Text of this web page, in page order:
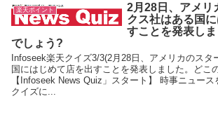
楽天ポイント
2月28日、アメリ
クス社はある国
すことを発表し
でしょう?
Infoseek楽天クイズ3/3(2月28日、アメリカのスタ
国にはじめて店を出すことを発表しました。どこ
【Infoseek News Quiz」スタート】 時事ニュー
クイズに...